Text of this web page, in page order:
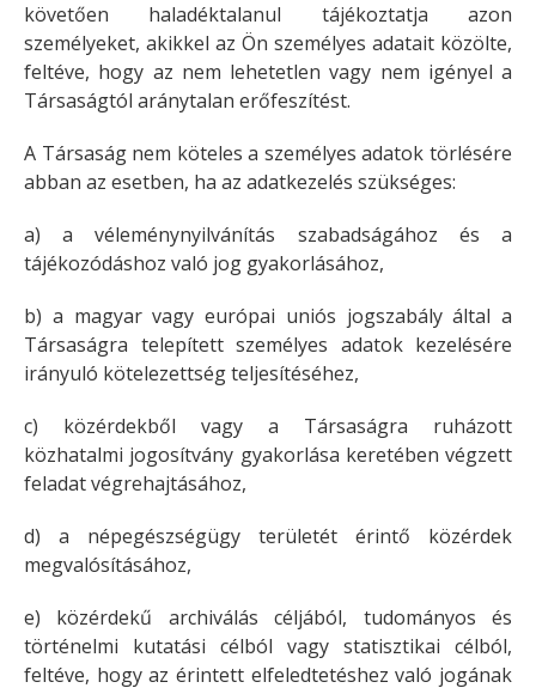
követően haladéktalanul tájékoztatja azon
személyeket, akikkel az Ön személyes adatait közölte,
feltéve, hogy az nem lehetetlen vagy nem igényel a
Társaságtól aránytalan erőfeszítést.
A Társaság nem köteles a személyes adatok törlésére
abban az esetben, ha az adatkezelés szükséges:
a) a véleménynyilvánítás szabadságához és a
tájékozódáshoz való jog gyakorlásához,
b) a magyar vagy európai uniós jogszabály által a
Társaságra telepített személyes adatok kezelésére
irányuló kötelezettség teljesítéséhez,
c) közérdekből vagy a Társaságra ruházott
közhatalmi jogosítvány gyakorlása keretében végzett
feladat végrehajtásához,
d) a népegészségügy területét érintő közérdek
megvalósításához,
e) közérdekű archiválás céljából, tudományos és
történelmi kutatási célból vagy statisztikai célból,
feltéve, hogy az érintett elfeledtetéshez való jogának